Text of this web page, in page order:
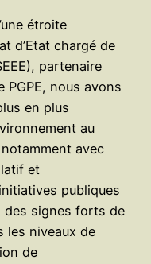
étroite
d’Etat chargé de
partenaire
PGPE, nous avons
en plus
au
avec
et
publiques
des signes forts de
les niveaux de
de